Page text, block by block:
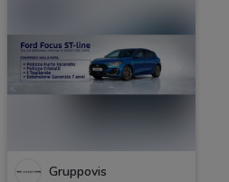
Gruppovis